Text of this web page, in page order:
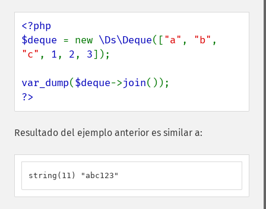
<?php
$deque = new \Ds\Deque(["a" , "b"
"c" , 1, 2, 3]);
var_dump($deque->join
?>
Resultado del ejemplo anterior es similar a:
string(11) "abc123"